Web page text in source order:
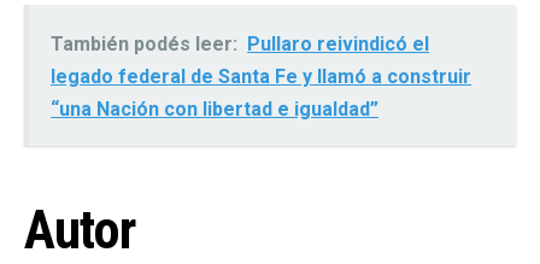
También podés leer:
Pullaro reivindicó el
legado federal de Santa Fe y llamó a construir
“una Nación con libertad e igualdad”
Autor